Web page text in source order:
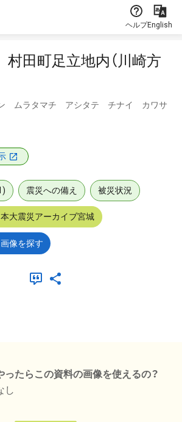
ヘルプEnglish
田町足立地内（川崎方
ムラタマチ アシタテ チナイ カワサ
震災への備え 被災状況
大震災アーカイブ宮城
像を探す
ったらこの資料の画像を使えるの？
し